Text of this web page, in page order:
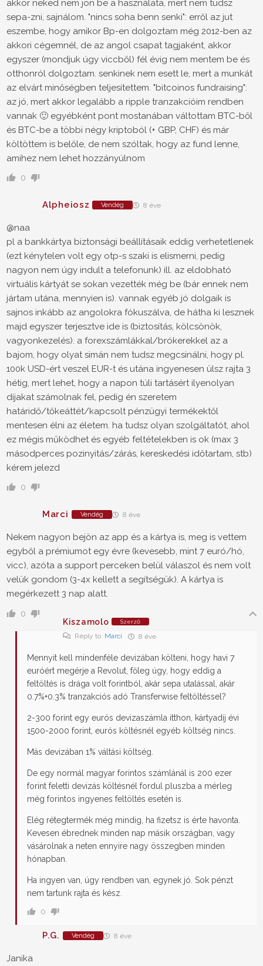
akkor neked nem jön be a használata, mert nem tudsz
sepa-zni, sajnálom. "nincs soha benn senki": erről az jut
eszembe, hogy amikor Bp-en dolgoztam még 2012-ben az
akkori cégemnél, de az angol csapat tagjaként, akkor
egyszer (mondjuk úgy viccből) fél évig nem mentem be és
otthonról dolgoztam. senkinek nem esett le, mert a munkát
az elvárt minőségben teljesítettem. "bitcoinos fundraising":
az jó, mert akkor legalább a ripple tranzakcióim rendben
vannak 🙂 egyébként pont mostanában váltottam BTC-ből
és BTC-be a többi négy kriptoból (+ GBP, CHF) és már
költöttem is belőle, de nem szóltak, hogy az fund lenne,
amihez nem lehet hozzányúlnom
0
Alpheiosz Vendég 8 éve
@naa
pl a bankkártya biztonsági beállításaik eddig verhetetlenek
(ezt kénytelen volt egy otp-s szaki is elismerni, pedig
nagyon nem úgy indult a telefonunk) ill. az eldobható
virtuális kártyát se sokan vezették még be (bár ennek nem
jártam utána, mennyien is). vannak egyéb jó dolgaik is
sajnos inkább az angolokra fókuszálva, de hátha ki lesznek
majd egyszer terjesztve ide is (biztosítás, kölcsönök,
vagyonkezelés). a forexszámlákkal/brókerekkel az a
bajom, hogy olyat simán nem tudsz megcsinálni, hogy pl.
100k USD-ért veszel EUR-t és utána ingyenesen ülsz rajta 3
hétig, mert lehet, hogy a napon túli tartásért ilyenolyan
díjakat számolnak fel, pedig én szeretem
határidő/tőkeáttét/kapcsolt pénzügyi termékektől
mentesen élni az életem. ha tudsz olyan szolgáltatót, ahol
ez mégis működhet és egyéb feltételekben is ok (max 3
másodperces pozinyitás/zárás, kereskedési időtartam, stb)
kérem jelezd
0
Marci Vendég 8 éve
Nekem nagyon bejön az app és a kártya is, meg is vettem
egyből a prémiumot egy évre (kevesebb, mint 7 euró/hó,
vicc), azóta a support perceken belül válaszol és nem volt
velük gondom (3-4x kellett a segítségük). A kártya is
megérkezett 3 nap alatt.
0
Kiszamolo
Szerző
Reply to Marci 8 éve
Mennyit kell mindenféle devizában költeni, hogy havi 7
euróért megérje a Revolut, főleg úgy, hogy eddig a
feltöltés is drága volt forintból, akár sepa utalással, akár
0.7%+0.3% tranzakciós adó Transferwise feltöltéssel?
2-300 forint egy eurós devizaszámla itthon, kártyadíj évi
1500-2000 forint, eurós költésnél egyéb költség nincs.
Más devizában 1% váltási költség.
De egy normál magyar forintos számlánál is 200 ezer
forint feletti devizás költésnél fordul pluszba a mérleg
még forintos ingyenes feltöltés esetén is.
Elég rétegtermék még mindig, ha fizetsz is érte havonta.
Kevesen ébrednek minden nap másik országban, vagy
vásárolnak a neten ennyire nagy összegben minden
hónapban.
Ha ingyen van, úgy rendben van, egynek jó. Sok pénzt
nem tartunk rajta és kész.
0
P.G. Vendég 8 éve
Janika